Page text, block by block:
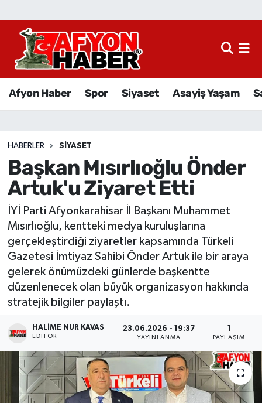
Afyon Haber Spor Siyaset Asayiş Yaşam
HABERLER SIYASET
Başkan Mısırlıoğlu Önder
Artuk'u Ziyaret Etti
İYİ Parti Afyonkarahisar İl Başkanı Muhammet
Mısırlıoğlu, kentteki medya kuruluşlarına
gerçekleştirdiği ziyaretler kapsamında Türkeli
Gazetesi İmtiyaz Sahibi Önder Artuk ile bir araya
gelerek önümüzdeki günlerde başkentte
düzenlenecek olan büyük organizasyon hakkında
stratejik bilgiler paylaştı.
HALIME NUR KAVAS
EDITÖR
23.06.2026 - 19:37
YAYINLANMA PAYLAŞIM
Afyon Haber
Sağlık
Eğitim
Sivil Toplum
Ekonomi
Magazin